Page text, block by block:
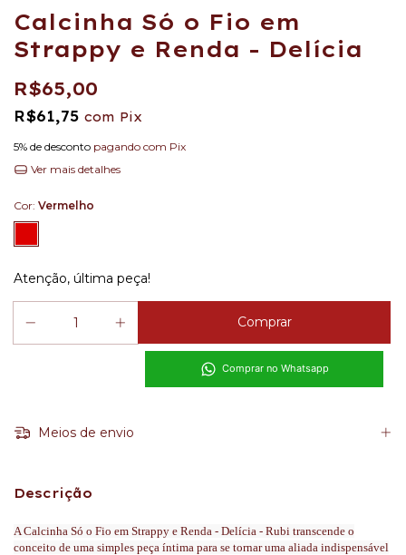
Calcinha Só o Fio em
Strappy e Renda - Delícia
R$65,00
R$61,75 com Pix
5% de desconto pagando com Pix
Ver mais detalhes
Cor: Vermelho
Atenção, última peça!
Comprar no Whatsapp
Meios de envio
Descrição
A Calcinha Só o Fio em Strappy e Renda - Delícia - Rubi transcende o
conceito de uma simples peça íntima para se tornar uma aliada indispensável